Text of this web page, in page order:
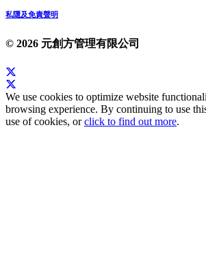
私隱及免責聲明
© 2026 元創方管理有限公司
We use cookies to optimize website
browsing experience. By continuing to use
use of cookies, orclick to find out more.